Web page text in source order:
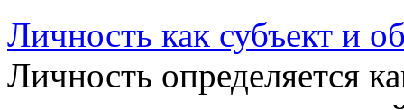
Личность как субъект и
Личность определяется